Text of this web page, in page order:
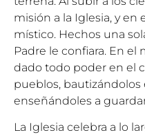
misión a la Iglesia, y en
místico. Hechos una
Padre le confiara. En el
dado todo poder en el
pueblos, bautizándolos
enseñándoles a
La Iglesia celebra a lo